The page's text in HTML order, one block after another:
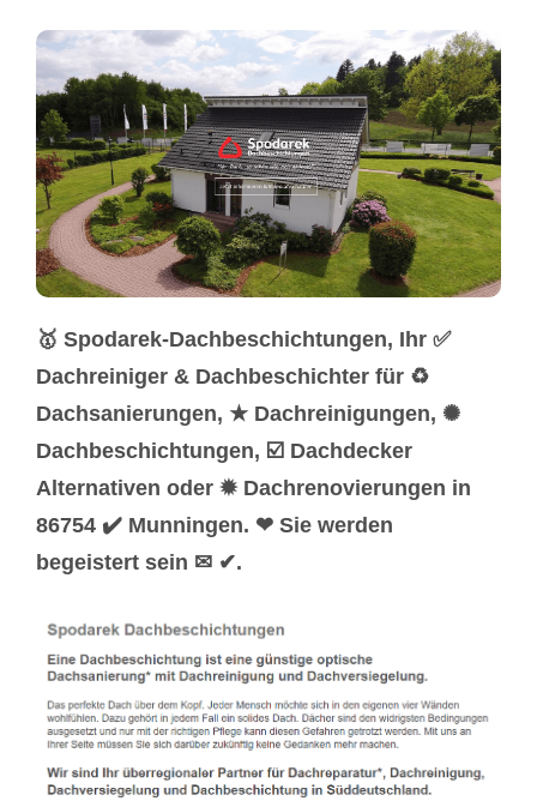
🥇 Spodarek-Dachbeschichtungen, Ihr ✅
Dachreiniger & Dachbeschichter für ♻
Dachsanierungen, ★ Dachreinigungen, ✺
Dachbeschichtungen, ☑️ Dachdecker
Alternativen oder ✹ Dachrenovierungen in
86754 ✔️ Munningen. ❤ Sie werden
begeistert sein ✉ ✔.